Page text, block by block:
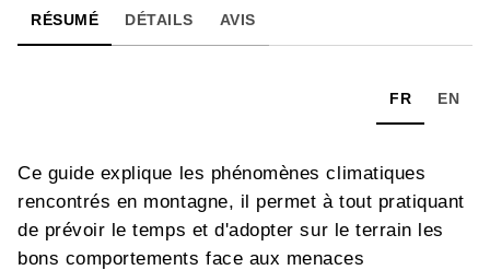
RÉSUMÉ DÉTAILS AVIS
FR EN
Ce guide explique les phénomènes climatiques
rencontrés en montagne, il permet à tout pratiquant
de prévoir le temps et d'adopter sur le terrain les
bons comportements face aux menaces